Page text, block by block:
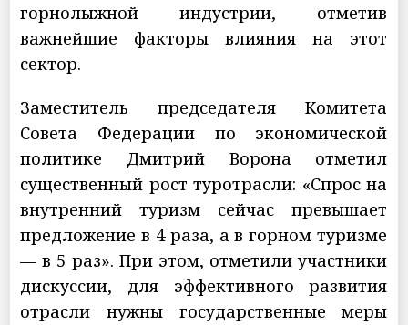
горнолыжной индустрии, отметив
важнейшие факторы влияния на этот
сектор.
Заместитель председателя Комитета
Совета Федерации по экономической
политике Дмитрий Ворона отметил
существенный рост туротрасли: «Спрос на
внутренний туризм сейчас превышает
предложение в 4 раза, а в горном туризме
— в 5 раз». При этом, отметили участники
дискуссии, для эффективного развития
отрасли нужны государственные меры